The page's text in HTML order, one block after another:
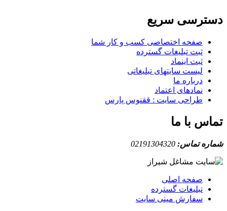
دسترسی سریع
صفحه اختصاصی کسب و کار شما
ثبت تبلیغات گسترده
ثبت اینماد
لیست سایتهای تبلیغاتی
درباره ما
نمادهای اعتماد
طراحی سایت : ققنوس پارس
تماس با ما
شماره تماس: 02191304320
صفحه اصلی
تبلیغات گسترده
سفارش مینی سایت